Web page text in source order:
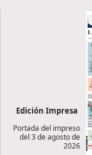
Edición Impresa
Portada del impreso
del 3 de agosto de
2026